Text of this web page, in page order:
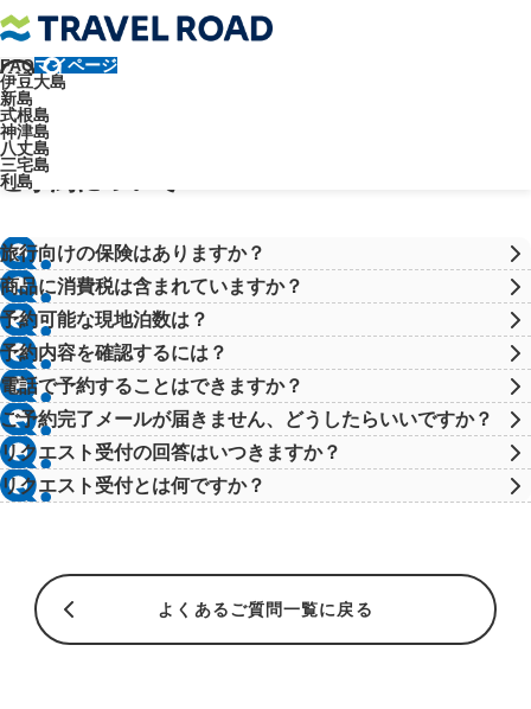
FAQマイページ
伊豆大島
新島
式根島
神津島
八丈島
三宅島
利島
トラベルロード
ご予約について
ご予約について
旅行向けの保険はありますか？
商品に消費税は含まれていますか？
予約可能な現地泊数は？
予約内容を確認するには？
電話で予約することはできますか？
ご予約完了メールが届きません、どうしたらいいですか？
リクエスト受付の回答はいつきますか？
リクエスト受付とは何ですか？
よくあるご質問一覧に戻る